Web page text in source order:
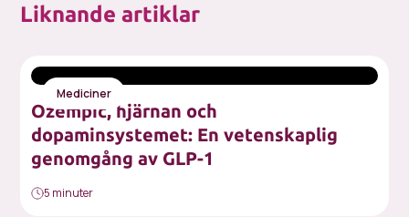
Liknande artiklar
Mediciner
Ozempic, hjärnan och
dopaminsystemet: En vetenskaplig
genomgång av GLP-1
5 minuter